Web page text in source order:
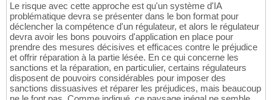
Le risque avec cette approche est qu'un système d'IA
problématique devra se présenter dans le bon format pour
déclencher la compétence d'un régulateur, et alors le régulateur
devra avoir les bons pouvoirs d'application en place pour
prendre des mesures décisives et efficaces contre le préjudice
et offrir réparation à la partie lésée. En ce qui concerne les
sanctions et la réparation, en particulier, certains régulateurs
disposent de pouvoirs considérables pour imposer des
sanctions dissuasives et réparer les préjudices, mais beaucoup